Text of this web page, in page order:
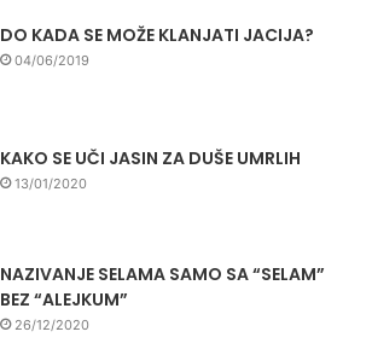
DO KADA SE MOŽE KLANJATI JACIJA?
04/06/2019
KAKO SE UČI JASIN ZA DUŠE UMRLIH
13/01/2020
NAZIVANJE SELAMA SAMO SA “SELAM”
BEZ “ALEJKUM”
26/12/2020